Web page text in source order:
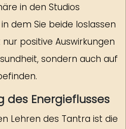
in den Studios
dem Sie beide loslassen
positive Auswirkungen
sondern auch auf
des Energieflusses
Lehren des Tantra ist die